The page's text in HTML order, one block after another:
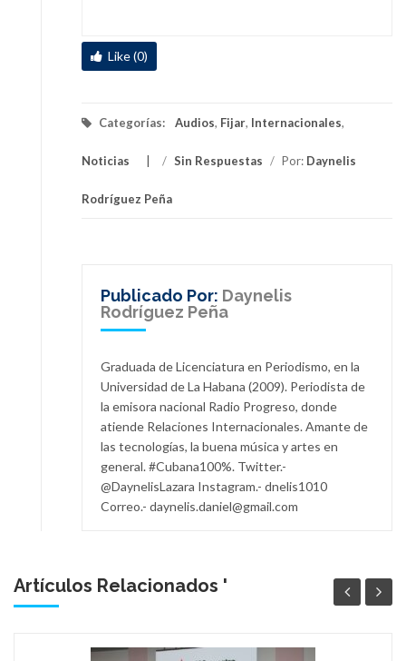
Like (0)
Categorías: Audios, Fijar, Internacionales,
Noticias / Sin Respuestas / Por: Daynelis
Rodríguez Peña
Publicado Por: Daynelis
Rodríguez Peña
Graduada de Licenciatura en Periodismo, en la
Universidad de La Habana (2009). Periodista de
la emisora nacional Radio Progreso, donde
atiende Relaciones Internacionales. Amante de
las tecnologías, la buena música y artes en
general. #Cubana100%. Twitter.-
@DaynelisLazara Instagram.- dnelis1010
Correo.- daynelis.daniel@gmail.com
Artículos Relacionados '